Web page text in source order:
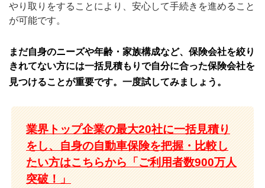
やり取りをすることにより、安心して手続きを進めること
が可能です。
まだ自身のニーズや年齢・家族構成など、保険会社を絞り
きれてない方には一括見積もりで自分に合った保険会社を
見つけることが重要です。一度試してみましょう。
業界トップ企業の最大20社に一括見積り
をし、自身の自動車保険を把握・比較し
たい方はこちらから「ご利用者数900万人
突破！」